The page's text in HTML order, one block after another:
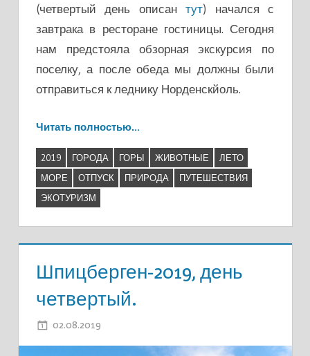
(четвертый день описантут) начался с
завтрака в ресторане гостиницы. Сегодня
нам предстояла обзорная экскурсия по
поселку, а после обеда мы должны были
отправиться к леднику Норденскйоль.
Читать полностью…
2019 ГОРОДА ГОРЫ ЖИВОТНЫЕ
ЛЕТО
МОРЕ
ОТПУСК ПРИРОДА
ПУТЕШЕСТВИЯ
ЭКОТУРИЗМ
Шпицберген-2019, день
четвертый.
02.08.2019